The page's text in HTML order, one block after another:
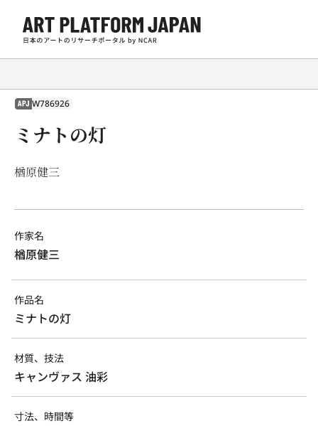
APJ W786926
ミナトの灯
楢原健三
作家名
楢原健三
作品名
ミナトの灯
材質、技法
キャンヴァス 油彩
寸法、時間等